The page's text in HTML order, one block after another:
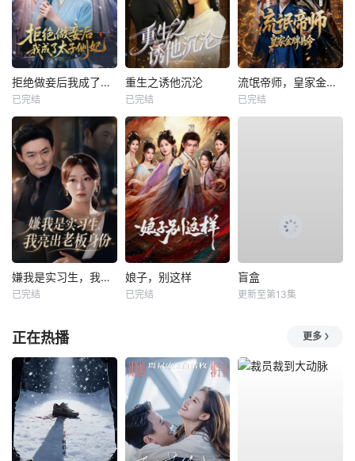
拒绝做妾后我成了太子侧妃
已完结
重生之诱他沉沦
已完结
流氓帝师，皇家金牌县令
已完结
嫌我是实习生，我亮出老板身份
已完结
娘子，别这样
已完结
盲盒
更新至第13集
正在热播 更多